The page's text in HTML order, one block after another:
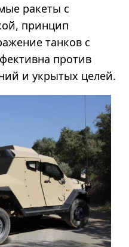
ракеты с
принцип
танков с
против
и укрытых целей.